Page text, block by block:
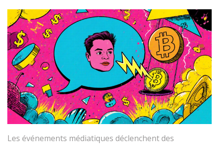
Les événements médiatiques déclenchent des